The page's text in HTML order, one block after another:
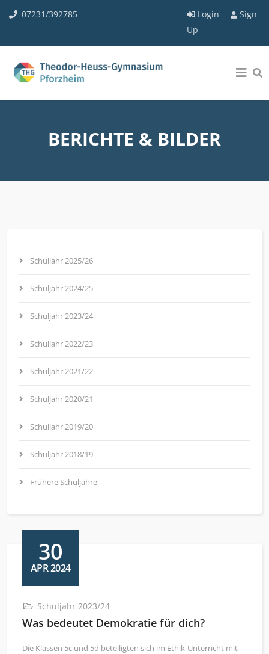
07231/392785 Login
Sign
Up
BERICHTE & BILDER
Schuljahr 2025/26
Schuljahr 2024/25
Schuljahr 2023/24
Schuljahr 2022/23
Schuljahr 2021/22
Schuljahr 2020/21
Schuljahr 2019/20
Schuljahr 2018/19
Frühere Schuljahre
30
APR 2024
Schuljahr 2023/24
Was bedeutet Demokratie für dich?
Die Klassen 5c und 5d beteiligten sich im Ethik-Unterricht mit